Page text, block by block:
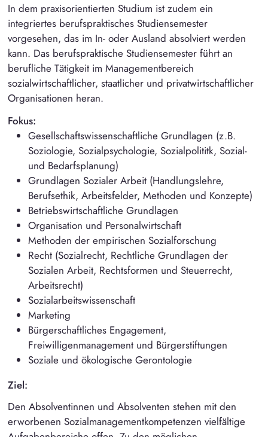
In dem praxisorientierten Studium ist zudem ein
integriertes berufspraktisches Studiensemester
vorgesehen, das im In- oder Ausland absolviert werden
kann. Das berufspraktische Studiensemester führt an
berufliche Tätigkeit im Managementbereich
sozialwirtschaftlicher, staatlicher und privatwirtschaftlicher
Organisationen heran.
Fokus:
Gesellschaftswissenschaftliche Grundlagen (z.B.
Soziologie, Sozialpsychologie, Sozialpolititk, Sozial-
und Bedarfsplanung)
Grundlagen Sozialer Arbeit (Handlungslehre,
Berufsethik, Arbeitsfelder, Methoden und Konzepte)
Betriebswirtschaftliche Grundlagen
Organisation und Personalwirtschaft
Methoden der empirischen Sozialforschung
Recht (Sozialrecht, Rechtliche Grundlagen der
Sozialen Arbeit, Rechtsformen und Steuerrecht,
Arbeitsrecht)
Sozialarbeitswissenschaft
Marketing
Bürgerschaftliches Engagement,
Freiwilligenmanagement und Bürgerstiftungen
Soziale und ökologische Gerontologie
Ziel:
Den Absolventinnen und Absolventen stehen mit den
erworbenen Sozialmanagementkompetenzen vielfältige